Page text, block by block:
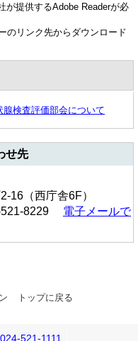
が提供するAdobe Readerが必
のリンク先からダウンロード
検査評価部会について
せ先
2-16（西庁舎6F）
521-8229 電子メールで
トップに戻る
024-521-1111